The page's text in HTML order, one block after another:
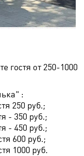
гостя от 250-1000
:
250 руб.;
- 350 руб.;
- 450 руб.;
600 руб.;
1000 руб.